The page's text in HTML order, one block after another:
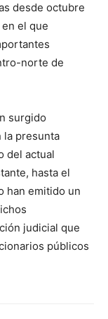
desde octubre
el que
norte de
surgido
la presunta
del actual
hasta el
han emitido un
judicial que
públicos